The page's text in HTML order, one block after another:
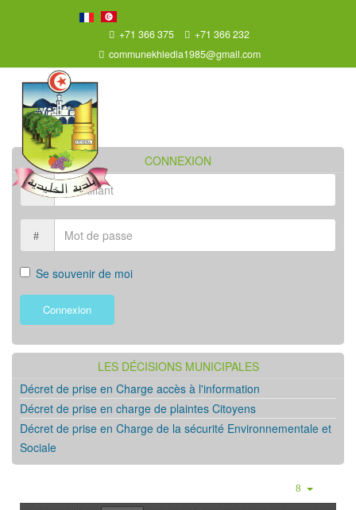
+71 366 375
+71 366 232
communekhledia1985@gmail.com
CONNEXION
Se souvenir de moi
Connexion
LES DÉCISIONS MUNICIPALES
Décret de prise en Charge accès à l'information
Décret de prise en charge de plaintes Citoyens
Décret de prise en Charge de la sécurité Environnementale et
Sociale